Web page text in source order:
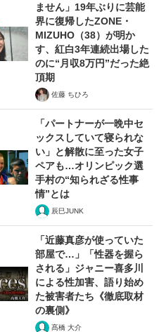
ません」19年ぶりに芸能
界に復帰したZONE・
MIZUHO（38）が明か
す、紅白3年連続出場した
のに“月収8万円”だった絶
頂期
佐藤 ちひろ
「パートナーが一晩中セ
ックスしていて寝られな
い」と解散に至った女子
ペアも…オリンピック選
手村の“知られざる性事
情”とは
辰巳JUNK
「近藤真彦が使っていた
部屋で…」「性器を握ら
される」ジャニー喜多川
による性加害、語り始め
た被害者たち《徹底取材
の裏側》
髙橋 大介